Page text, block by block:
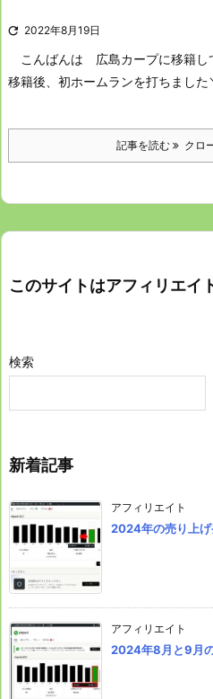
 2022年8月19日
こんばんは 広島カープに移籍し
移籍後、初ホームランを打ちました
記事を読む クロ
このサイトはアフィリエイ
検索
新着記事
アフィリエイト
2024年の売り上
アフィリエイト
2024年8月と9月